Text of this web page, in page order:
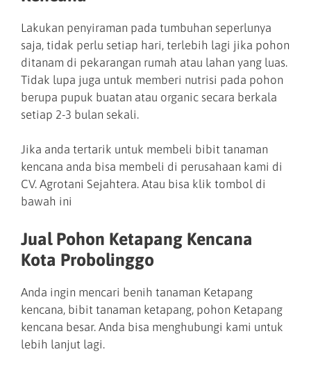
Lakukan penyiraman pada tumbuhan seperlunya
saja, tidak perlu setiap hari, terlebih lagi jika pohon
ditanam di pekarangan rumah atau lahan yang luas.
Tidak lupa juga untuk memberi nutrisi pada pohon
berupa pupuk buatan atau organic secara berkala
setiap 2-3 bulan sekali.
Jika anda tertarik untuk membeli bibit tanaman
kencana anda bisa membeli di perusahaan kami di
CV. Agrotani Sejahtera. Atau bisa klik tombol di
bawah ini
Jual Pohon Ketapang Kencana
Kota Probolinggo
Anda ingin mencari benih tanaman Ketapang
kencana, bibit tanaman ketapang, pohon Ketapang
kencana besar. Anda bisa menghubungi kami untuk
lebih lanjut lagi.